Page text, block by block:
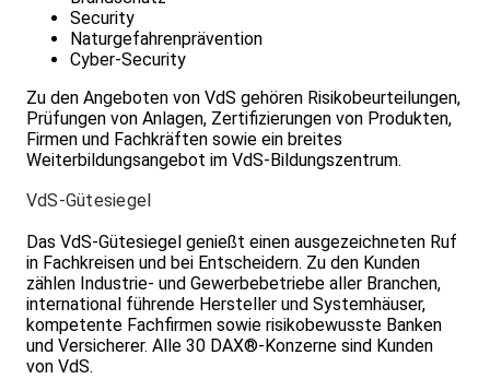
Zielgruppe:
Diese Fachtagung richtet sich an Sicherheits- und
an Genehmigungs- und Überwachungsbehörden, Werk-
und Berufsfeuerwehren, Brandschutzingenieure und
Sachverständige, Sicherheitsexperten der
Versicherungswirtschaft sowie an alle Interessierte, die
Abschätzung möglicher Auswirkungen von Unfällen und
Security
Naturgefahrenprävention
Cyber-Security
Zu den Angeboten von VdS gehören Risiko­beurteilungen,
Prüfungen von Anlagen, Zertifizierungen von Produkten,
Firmen und Fachkräften sowie ein breites
Weiterbildungsangebot im VdS-Bildungszentrum.
VdS-Gütesiegel
Das VdS-Gütesiegel genießt einen ausgezeichneten Ruf
in Fachkreisen und bei Entscheidern. Zu den Kunden
zählen Industrie- und Gewerbebetriebe aller Branchen,
international führende Hersteller und Systemhäuser,
kompetente Fachfirmen sowie risikobewusste Banken
und Versicherer. Alle 30 DAX®-Konzerne sind Kunden
von VdS.